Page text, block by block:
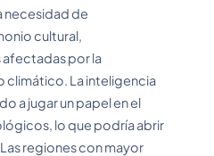
necesidad de
cultural,
afectadas por la
climático. La inteligencia
a jugar un papel en el
lo que podría abrir
regiones con mayor